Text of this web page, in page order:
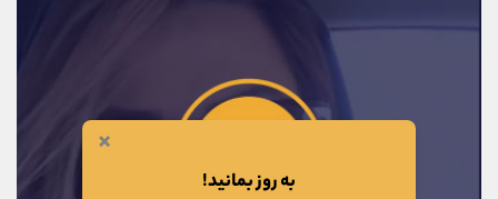
×
به روز بمانید!